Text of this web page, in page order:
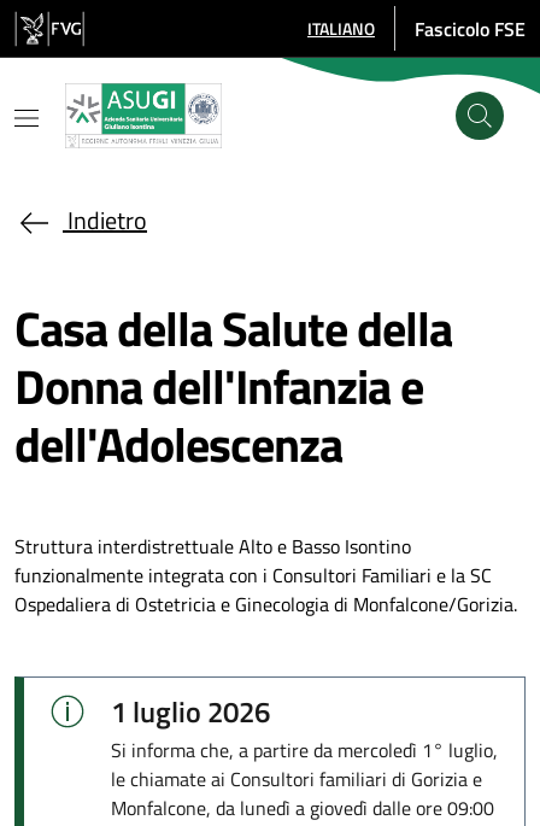
Salta al contenuto principale
SELEZIONE LINGUA: LINGUA
ITALIANO Fascicolo FSE
Indietro
Casa della Salute della
Donna dell'Infanzia e
dell'Adolescenza
Struttura interdistrettuale Alto e Basso Isontino
funzionalmente integrata con i Consultori Familiari e la SC
Ospedaliera di Ostetricia e Ginecologia di Monfalcone/Gorizia.
1 luglio 2026
Si informa che, a partire da mercoledì 1° luglio,
le chiamate ai Consultori familiari di Gorizia e
Monfalcone, da lunedì a giovedì dalle ore 09:00